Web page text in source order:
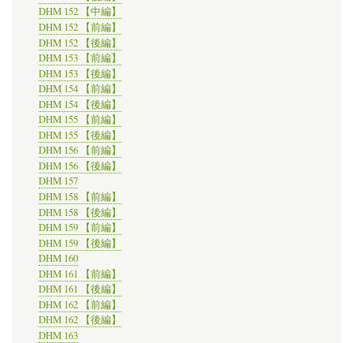
DHM 152 【中編】
DHM 152 【前編】
DHM 152 【後編】
DHM 153 【前編】
DHM 153 【後編】
DHM 154 【前編】
DHM 154 【後編】
DHM 155 【前編】
DHM 155 【後編】
DHM 156 【前編】
DHM 156 【後編】
DHM 157
DHM 158 【前編】
DHM 158 【後編】
DHM 159 【前編】
DHM 159 【後編】
DHM 160
DHM 161 【前編】
DHM 161 【後編】
DHM 162 【前編】
DHM 162 【後編】
DHM 163